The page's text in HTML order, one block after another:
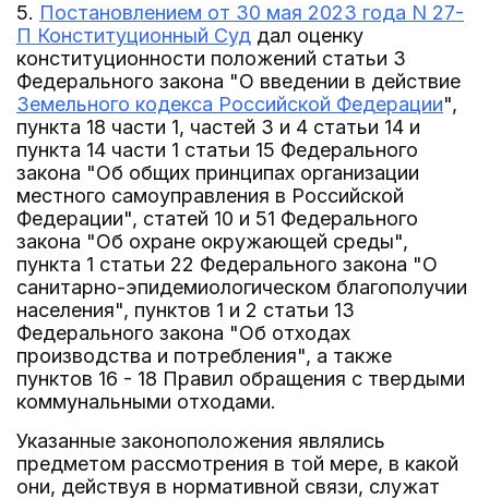
5. Постановлением от 30 мая 2023 года N 27-
П Конституционный Суд дал оценку
конституционности положений статьи 3
Федерального закона "О введении в действие
Земельного кодекса Российской Федерации",
пункта 18 части 1, частей 3 и 4 статьи 14 и
пункта 14 части 1 статьи 15 Федерального
закона "Об общих принципах организации
местного самоуправления в Российской
Федерации", статей 10 и 51 Федерального
закона "Об охране окружающей среды",
пункта 1 статьи 22 Федерального закона "О
санитарно-эпидемиологическом благополучии
населения", пунктов 1 и 2 статьи 13
Федерального закона "Об отходах
производства и потребления", а также
пунктов 16 - 18 Правил обращения с твердыми
коммунальными отходами.
Указанные законоположения являлись
предметом рассмотрения в той мере, в какой
они, действуя в нормативной связи, служат